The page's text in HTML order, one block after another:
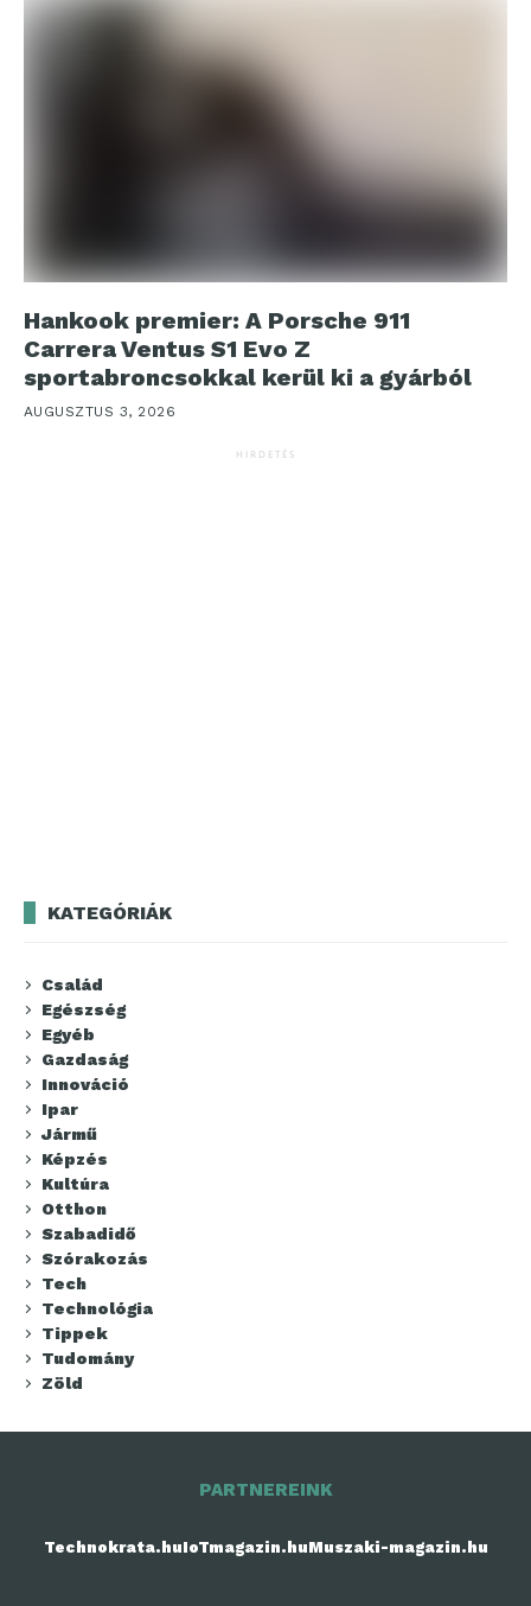
Hankook premier: A Porsche 911
Carrera Ventus S1 Evo Z
sportabroncsokkal kerül ki a gyárból
AUGUSZTUS 3, 2026
HIRDETÉS
KATEGÓRIÁK
Család
Egészség
Egyéb
Gazdaság
Innováció
Ipar
Jármű
Képzés
Kultúra
Otthon
Szabadidő
Szórakozás
Tech
Technológia
Tippek
Tudomány
Zöld
PARTNEREINK
Technokrata.huIoTmagazin.huMuszaki-magazin.hu